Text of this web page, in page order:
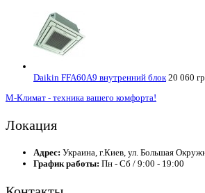
Daikin FFA60A9 внутренний блок 20 060
М-Климат - техника вашего комфорта!
Локация
Адрес: Украина, г.Киев, ул. Большая
График работы: Пн - Сб / 9:00 - 19:00